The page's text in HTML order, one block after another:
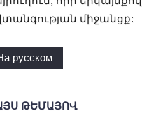
միջանցք:
русском
ԹԵՄԱՅՈՎ